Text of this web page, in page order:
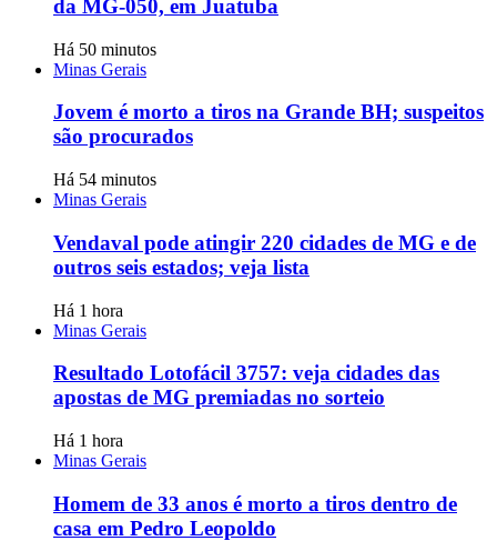
da MG-050, em Juatuba
Há 50 minutos
Minas Gerais
Jovem é morto a tiros na Grande BH; suspeitos
são procurados
Há 54 minutos
Minas Gerais
Vendaval pode atingir 220 cidades de MG e de
outros seis estados; veja lista
Há 1 hora
Minas Gerais
Resultado Lotofácil 3757: veja cidades das
apostas de MG premiadas no sorteio
Há 1 hora
Minas Gerais
Homem de 33 anos é morto a tiros dentro de
casa em Pedro Leopoldo